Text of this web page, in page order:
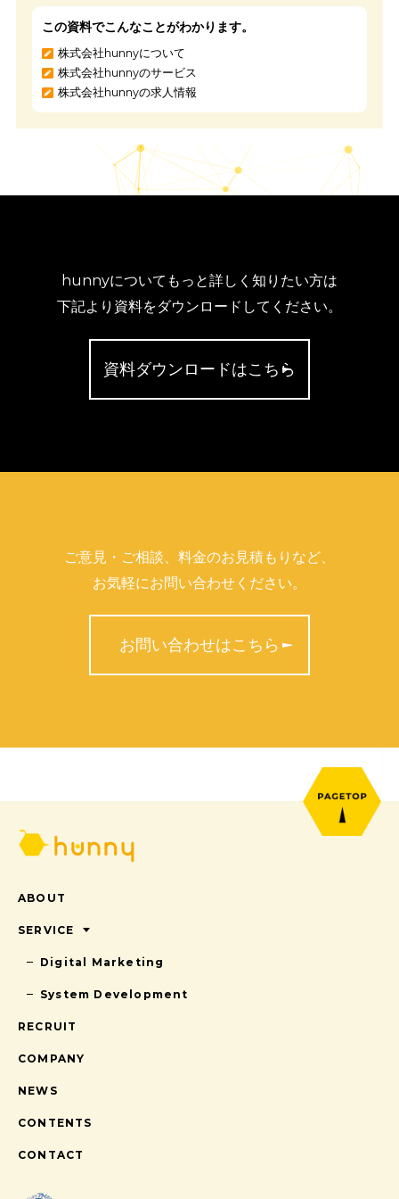
今回は、ポスターを活用した広告宣伝効果について紹介をして
優れた媒体として昔から利用されています。
しかし、ポスターを利用する際は、
ターゲットを意識した設置
や盛り込む情報の整理及び配置など、注意すべきポイントがい
かあります。
費用対効果を最大限に高めるため、ポスター広告を作成する場合
場合は、デジタルサイネージの導入も同時も視野に入れてみて
かがでしょうか。
弊社が提供しているxAdboxでは、トイレにおけるサイネージ
の導入など、最適な広告出稿のお手伝いをさせていただいていま
ので、まずはお気軽にお問い合わせください。
ABOUT
SERVICE
Digital Marketing
System Development
RECRUIT
COMPANY
NEWS
CONTENTS
CONTACT